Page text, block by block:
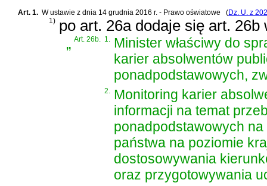
Art. 1. Wustawie z dnia 14 grudnia 2016 r. - Prawo oświatowe (Dz. U. z
1) po art. 26a dodaje się art. 26b
„Art. 26b. 1. Minister właściwy do
karier absolwentów
ponadpodstawowych,
2. Monitoring karier
informacji na temat
ponadpodstawowych
państwa na poziomie
dostosowywania
oraz przygotowywania